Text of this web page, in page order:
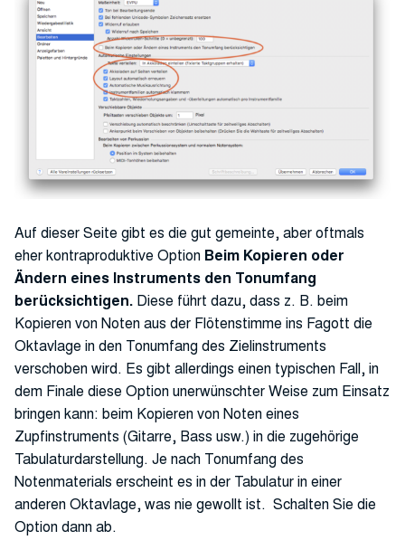
Auf dieser Seite gibt es die gut gemeinte, aber oftmals
eher kontraproduktive Option Beim Kopieren oder
Ändern eines Instruments den Tonumfang
berücksichtigen. Diese führt dazu, dass z. B. beim
Kopieren von Noten aus der Flötenstimme ins Fagott die
Oktavlage in den Tonumfang des Zielinstruments
verschoben wird. Es gibt allerdings einen typischen Fall, in
dem Finale diese Option unerwünschter Weise zum Einsatz
bringen kann: beim Kopieren von Noten eines
Zupfinstruments (Gitarre, Bass usw.) in die zugehörige
Tabulaturdarstellung. Je nach Tonumfang des
Notenmaterials erscheint es in der Tabulatur in einer
anderen Oktavlage, was nie gewollt ist. Schalten Sie die
Option dann ab.